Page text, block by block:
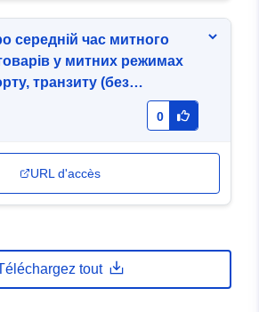
середній час митного
у митних режимах
транзиту (без
системи
0
URL d'accès
tout